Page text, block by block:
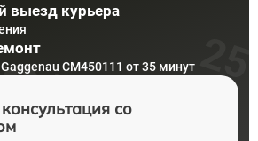
выезд курьера
CM450111 от 35 минут
со